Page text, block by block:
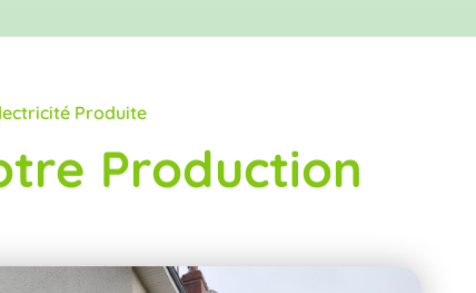
Produite
Production